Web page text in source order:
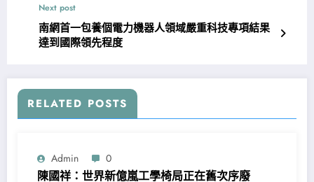
Next post
南網首一包養個電力機器人領域嚴重科技專項結果
達到國際領先程度
RELATED POSTS
Admin 0
陳國祥：世界新億嵐工學椅局正在舊次序廢